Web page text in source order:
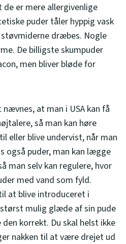
er mere allergivenlige
puder tåler hyppig vask
dræbes. Nogle
De billigste skumpuder
men bliver bløde for
at man i USA kan få
så man kan høre
eller blive undervist, når man
også puder, man kan lægge
man selv kan regulere, hvor
med vand som fyld.
at blive introduceret i
mulig glæde af sin pude
korrekt. Du skal helst ikke
nakken til at være drejet ud